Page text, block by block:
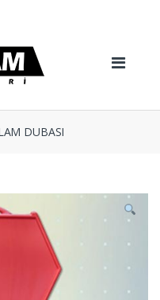
DUBASI